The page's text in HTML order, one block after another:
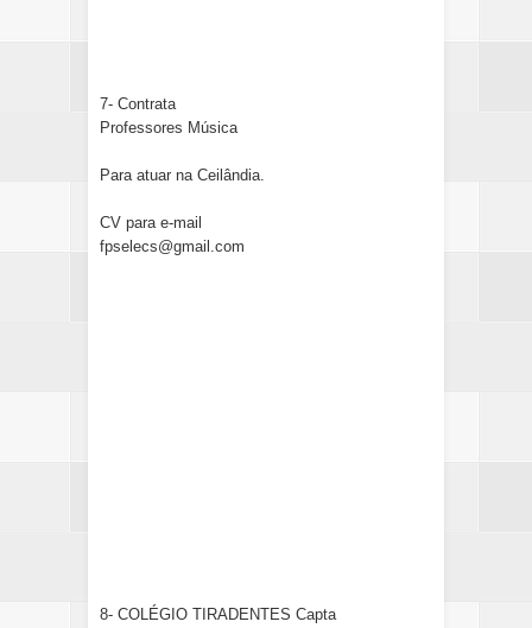
7- Contrata
Professores Música
Para atuar na Ceilândia.
CV para e-mail
fpselecs@gmail.com
8- COLÉGIO TIRADENTES Capta